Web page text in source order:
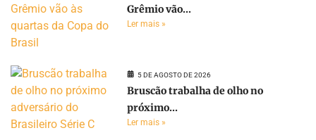
Grêmio vão...
Ler mais »
5 DE AGOSTO DE 2026
Bruscão trabalha de olho no
próximo...
Ler mais »